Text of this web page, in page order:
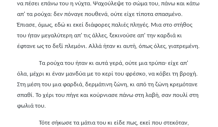
να πέσει επάνω του η νύχτα. Ψαχούλεψε το σώμα του, πάνω και κάτω
απ' τα ρούχα: δεν πόναγε πουθενά, ούτε είχε τίποτα σπασμένο.
Έπιασε, όμως, εδώ κι εκεί διάφορες παλιές πληγές. Μια στο στήθος
του ήταν μεγαλύτερη απ' τις άλλες, ξεκινούσε απ' την καρδιά κι
έφτανε ως το δεξί πλεμόνι. Αλλά ήταν κι αυτή, όπως όλες, γιατρεμένη.
Τα ρούχα του ήταν κι αυτά γερά, ούτε μια τρύπα· είχε απ'
όλα, μέχρι κι έναν μανδύα με το κερί του φρέσκο, να κόβει τη βροχή.
Στη μέση του μια φαρδιά, δερμάτινη ζώνη, κι από τη ζώνη κρεμότανε
σπαθί. Το χέρι του πήγε και κούρνιασε πάνω στη λαβή, σαν πουλί στη
φωλιά του.
Τότε σήκωσε τα μάτια του κι είδε πως, εκεί που στεκόταν,